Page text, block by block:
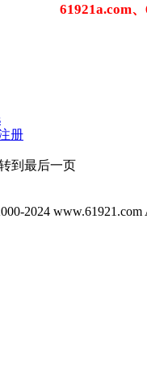
61921a.com
册
到最后一页
2024